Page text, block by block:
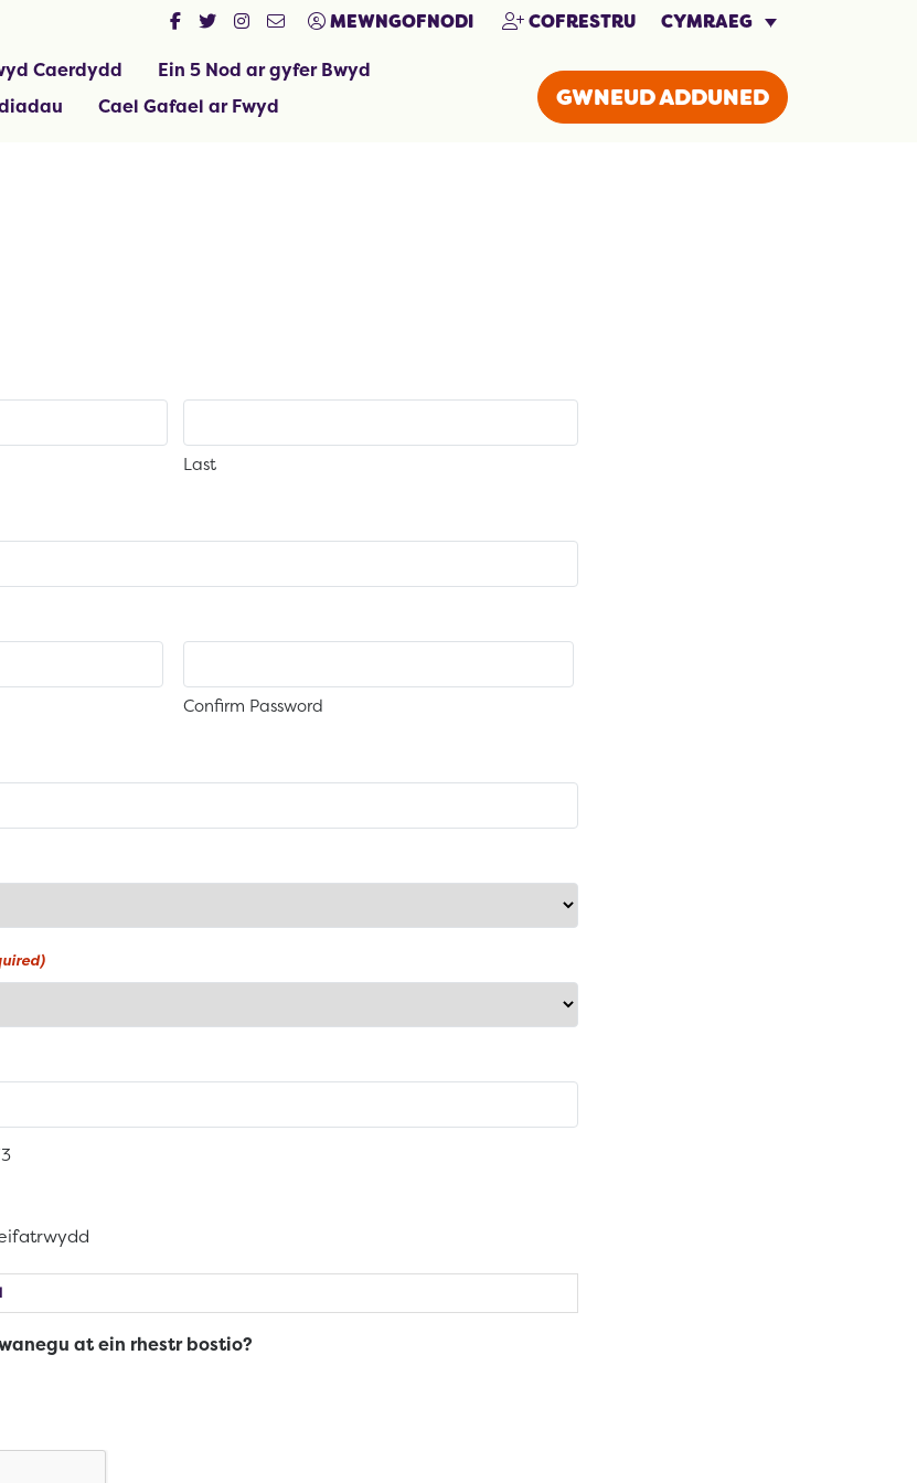
MEWNGOFNODI COFRESTRU CYMRAEG
Caerdydd
Ein 5 Nod ar gyfer Bwyd
Cael Gafael ar Fwyd GWNEUD ADDUNED
Last
Confirm Password
at ein rhestr bostio?